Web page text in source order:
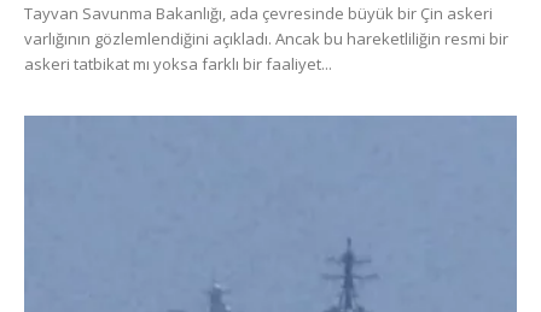
Tayvan Savunma Bakanlığı, ada çevresinde büyük bir Çin askeri
varlığının gözlemlendiğini açıkladı. Ancak bu hareketliliğin resmi bir
askeri tatbikat mı yoksa farklı bir faaliyet...